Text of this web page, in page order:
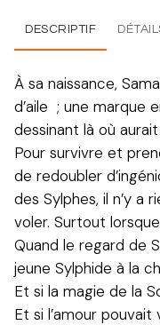
DESCRIPTIF
À sa naissance,
d’aile ; une marque
dessinant là où
Pour survivre et
de redoubler
des Sylphes, il n’y a
voler. Surtout
Quand le regard de
jeune Sylphide à la
Et si la magie de la
Et si l’amour